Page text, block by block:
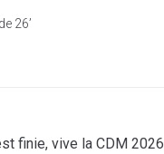
26’
finie, vive la CDM 2026